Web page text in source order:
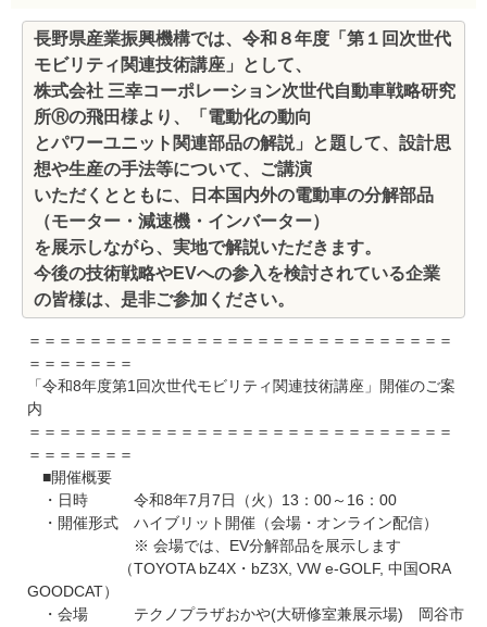
長野県産業振興機構では、令和８年度「第１回次世代
モビリティ関連技術講座」として、
株式会社 三幸コーポレーション次世代自動車戦略研究
所Ⓡの飛田様より、「電動化の動向
とパワーユニット関連部品の解説」と題して、設計思
想や生産の手法等について、ご講演
いただくとともに、日本国内外の電動車の分解部品
（モーター・減速機・インバーター）
を展示しながら、実地で解説いただきます。
今後の技術戦略やEVへの参入を検討されている企業
の皆様は、是非ご参加ください。
＝＝＝＝＝＝＝＝＝＝＝＝＝＝＝＝＝＝＝＝＝＝＝＝＝＝＝＝
＝＝＝＝＝＝＝
「令和8年度第1回次世代モビリティ関連技術講座」開催のご案
内
＝＝＝＝＝＝＝＝＝＝＝＝＝＝＝＝＝＝＝＝＝＝＝＝＝＝＝＝
＝＝＝＝＝＝＝
■開催概要
・日時 令和8年7月7日（火）13：00～16：00
・開催形式 ハイブリット開催（会場・オンライン配信）
※ 会場では、EV分解部品を展示します
（TOYOTA bZ4X・bZ3X, VW e-GOLF, 中国ORA
GOODCAT）
・会場 テクノプラザおかや(大研修室兼展示場) 岡谷市